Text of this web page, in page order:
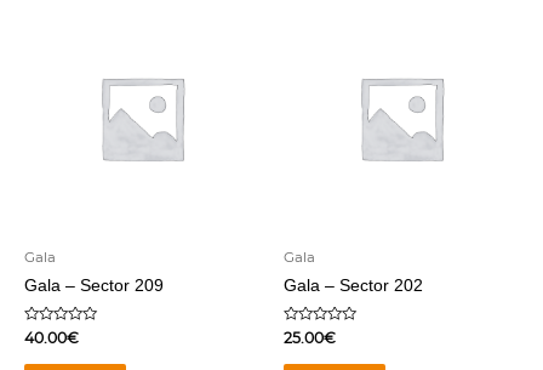
Gala
Gala – Sector 209
Valorado
en
0
40.00€
Gala
Gala – Sector 202
Valorado
en
0
25.00€